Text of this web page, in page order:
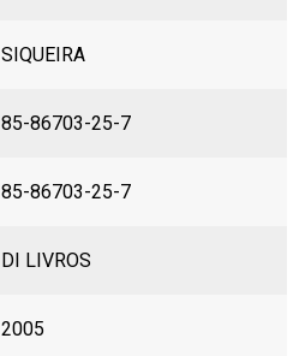
SIQUEIRA
85-86703-25-7
85-86703-25-7
DI LIVROS
2005